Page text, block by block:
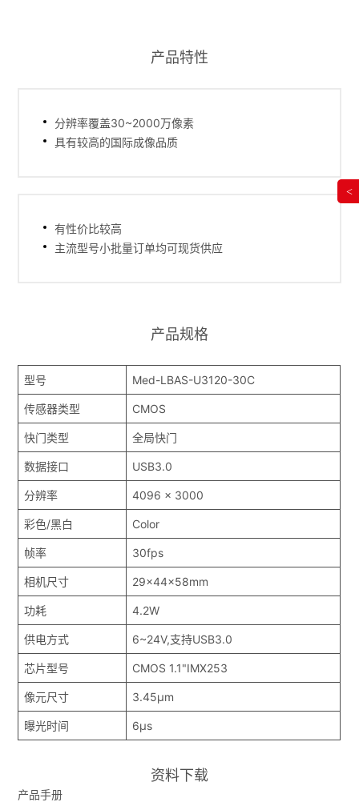
产品特性
分辨率覆盖30~2000万像素
具有较高的国际成像品质
有性价比较高
主流型号小批量订单均可现货供应
产品规格
型号 Med-LBAS-U3120-30C
传感器类型 CMOS
快门类型 全局快门
数据接口 USB3.0
分辨率 4096 x 3000
彩色/黑白 Color
帧率 30fps
相机尺寸 29x44x58mm
功耗 4.2W
供电方式 6~24V,支持USB3.0
芯片型号 CMOS 1.1"IMX253
像元尺寸 3.45μm
曝光时间 6μs
资料下载
产品手册
<